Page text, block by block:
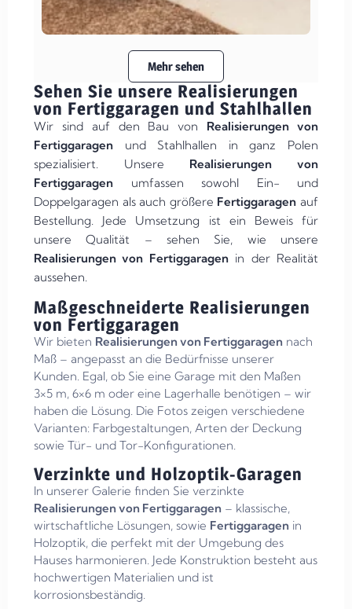
Mehr sehen
Sehen Sie unsere Realisierungen
von Fertiggaragen und Stahlhallen
Wir sind auf den Bau von Realisierungen von
Fertiggaragen und Stahlhallen in ganz Polen
spezialisiert. Unsere Realisierungen von
Fertiggaragen umfassen sowohl Ein- und
Doppelgaragen als auch größere Fertiggaragen auf
Bestellung. Jede Umsetzung ist ein Beweis für
unsere Qualität – sehen Sie, wie unsere
Realisierungen von Fertiggaragenin der Realität
aussehen.
Maßgeschneiderte Realisierungen
von Fertiggaragen
Wir bieten Realisierungen von Fertiggaragen nach
Maß – angepasst an die Bedürfnisse unserer
Kunden. Egal, ob Sie eine Garage mit den Maßen
3×5 m, 6×6 m oder eine Lagerhalle benötigen – wir
haben die Lösung. Die Fotos zeigen verschiedene
Varianten: Farbgestaltungen, Arten der Deckung
sowie Tür- und Tor-Konfigurationen.
Verzinkte und Holzoptik-Garagen
In unserer Galerie finden Sie verzinkte
Realisierungen von Fertiggaragen – klassische,
wirtschaftliche Lösungen, sowie Fertiggaragen in
Holzoptik, die perfekt mit der Umgebung des
Hauses harmonieren. Jede Konstruktion besteht aus
hochwertigen Materialien und ist
korrosionsbeständig.